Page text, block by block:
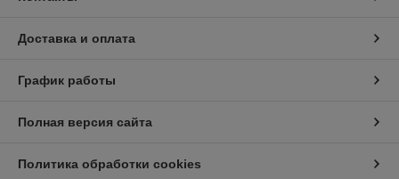
Доставка и оплата
График работы
Полная версия сайта
Политика обработки cookies